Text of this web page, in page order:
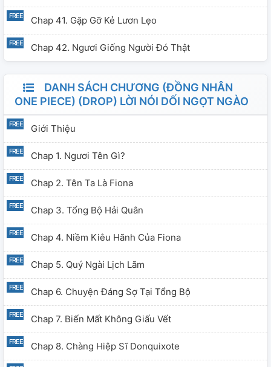
Chap 41. Gặp Gỡ Kẻ Lươn Lẹo
Chap 42. Ngươi Giống Người Đó Thật
DANH SÁCH CHƯƠNG (ĐỒNG NHÂN
ONE PIECE) (DROP) LỜI NÓI DỐI NGỌT NGÀO
Giới Thiệu
Chap 1. Ngươi Tên Gì?
Chap 2. Tên Ta Là Fiona
Chap 3. Tổng Bộ Hải Quân
Chap 4. Niềm Kiêu Hãnh Của Fiona
Chap 5. Quý Ngài Lịch Lãm
Chap 6. Chuyện Đáng Sợ Tại Tổng Bộ
Chap 7. Biến Mất Không Giấu Vết
Chap 8. Chàng Hiệp Sĩ Donquixote